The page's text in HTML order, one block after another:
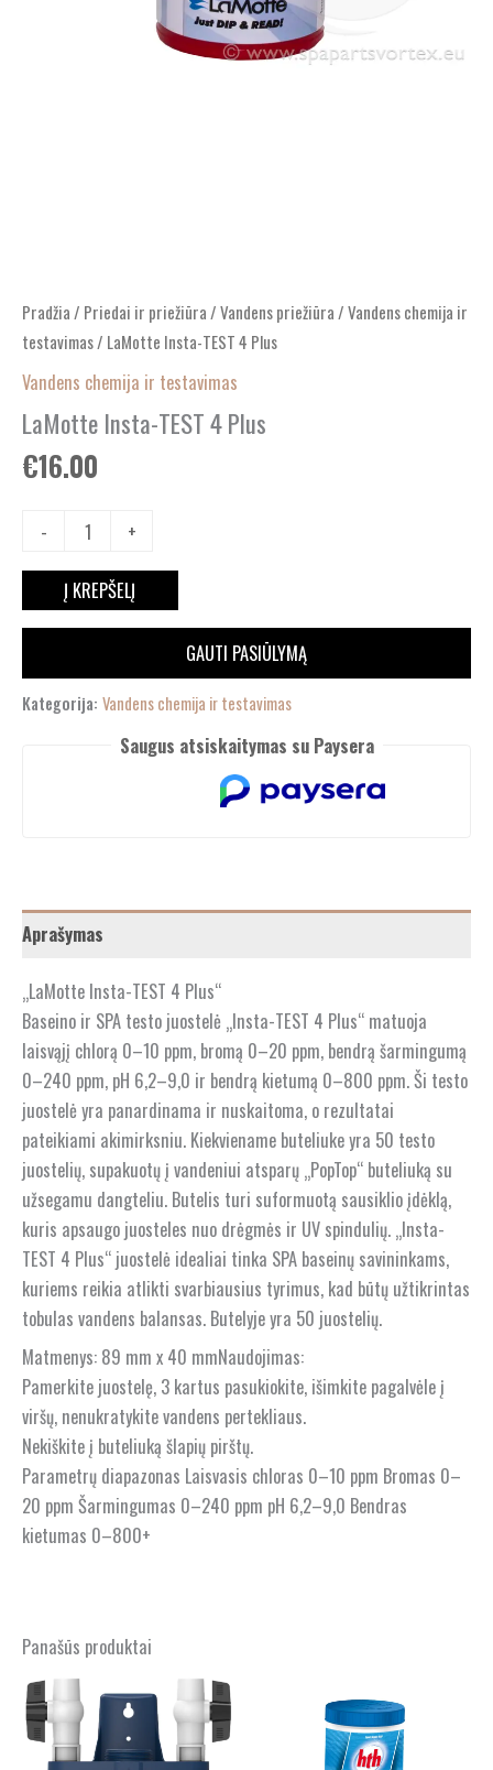
Pradžia / Priedai ir priežiūra /Vandens priežiūra /Vandens chemija ir
testavimas/ LaMotte Insta-TEST 4 Plus
Vandens chemija ir testavimas
LaMotte Insta-TEST 4 Plus
€16.00
- +
Į KREPŠELĮ
GAUTI PASIŪLYMĄ
Kategorija: Vandens chemija ir testavimas
Saugus atsiskaitymas su Paysera
Aprašymas
„LaMotte Insta-TEST 4 Plus“
Baseino ir SPA testo juostelė „Insta-TEST 4 Plus“ matuoja
laisvąjį chlorą 0–10 ppm, bromą 0–20 ppm, bendrą šarmingumą
0–240 ppm, pH 6,2–9,0 ir bendrą kietumą 0–800 ppm. Ši testo
juostelė yra panardinama ir nuskaitoma, o rezultatai
pateikiami akimirksniu. Kiekviename buteliuke yra 50 testo
juostelių, supakuotų į vandeniui atsparų „PopTop“ buteliuką su
užsegamu dangteliu. Butelis turi suformuotą sausiklio įdėklą,
kuris apsaugo juosteles nuo drėgmės ir UV spindulių. „Insta-
TEST 4 Plus“ juostelė idealiai tinka SPA baseinų savininkams,
kuriems reikia atlikti svarbiausius tyrimus, kad būtų užtikrintas
tobulas vandens balansas. Butelyje yra 50 juostelių.
Matmenys: 89 mm x 40 mmNaudojimas:
Pamerkite juostelę, 3 kartus pasukiokite, išimkite pagalvėle į
viršų, nenukratykite vandens pertekliaus.
Nekiškite į buteliuką šlapių pirštų.
Parametrų diapazonas Laisvasis chloras 0–10 ppm Bromas 0–
20 ppm Šarmingumas 0–240 ppm pH 6,2–9,0 Bendras
kietumas 0–800+
Panašūs produktai